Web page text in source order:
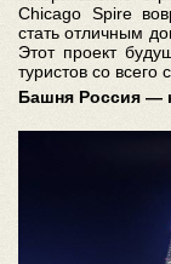
Chicago Spire
стать отличным
Этот проект
туристов со всего
Башня Россия —